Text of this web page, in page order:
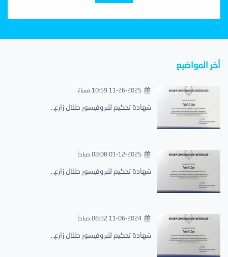
أخر المواضيع
11-26-2025 10:59 مساءً
شهادة تحكيم للبروفيسور طلال زارع..
01-12-2025 08:08 صباحاً
شهادة تحكيم للبروفيسور طلال زارع..
11-06-2024 06:32 صباحاً
شهادة تحكيم للبروفيسور طلال زارع..